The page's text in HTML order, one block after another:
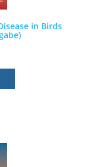
in Birds